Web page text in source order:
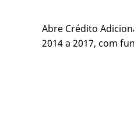
Abre Crédito
2014 a 2017, com